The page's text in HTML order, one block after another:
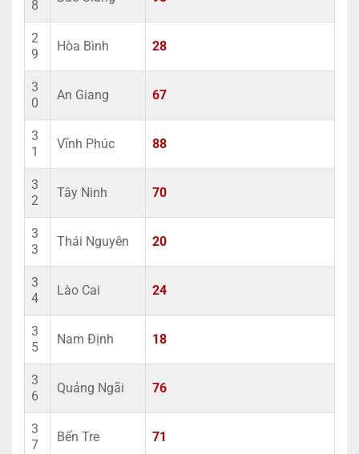
8
2
9
Hòa Bình 28
3
0
An Giang 67
3
1
Vĩnh Phúc 88
3
2
Tây Ninh 70
3
3
Thái Nguyên 20
3
4
Lào Cai 24
3
5
Nam Định 18
3
6
Quảng Ngãi 76
3
7
Bến Tre 71